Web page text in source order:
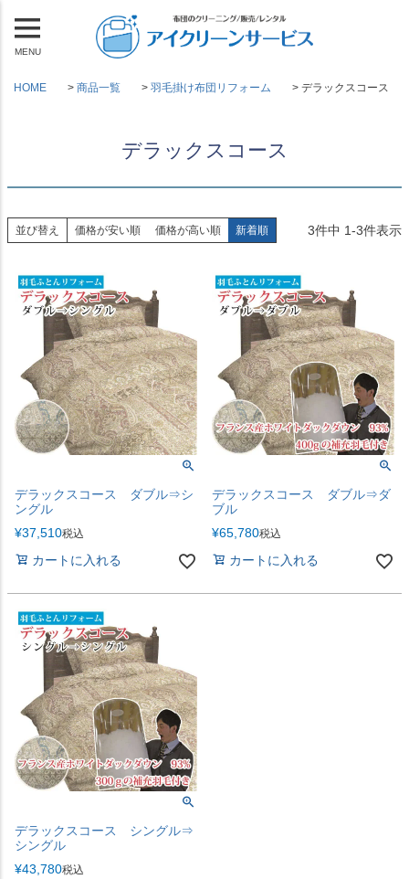
MENU
HOME 商品一覧 羽毛掛け布団リフォーム デラックスコース
デラックスコース
並び替え 価格が安い順 価格が高い順 新着順 3件中 1-3件表示
デラックスコース ダブル⇒シ
ングル
¥37,510税込
カートに入れる
デラックスコース ダブル⇒ダ
ブル
¥65,780税込
カートに入れる
デラックスコース シングル⇒
シングル
¥43,780税込